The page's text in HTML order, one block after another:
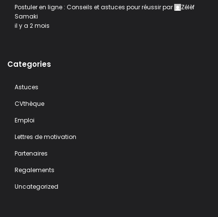
Postuler en ligne : Conseils et astuces pour réussirpar
Zélèf
Samaki
il y a 2 mois
Categories
Astuces
CVthèque
Emploi
Lettres de motivation
Partenaires
Regalements
Uncategorized